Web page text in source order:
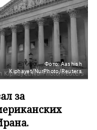
Фото: Aashish
Kiphayet/NurPhoto/Reuters
за